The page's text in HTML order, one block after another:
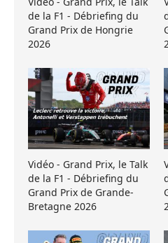
de la F1 - Débriefing du
Grand Prix de Hongrie
2026
Vidéo - Grand Prix, le Talk
de la F1 - Débriefing du
Grand Prix de Grande-
Bretagne 2026